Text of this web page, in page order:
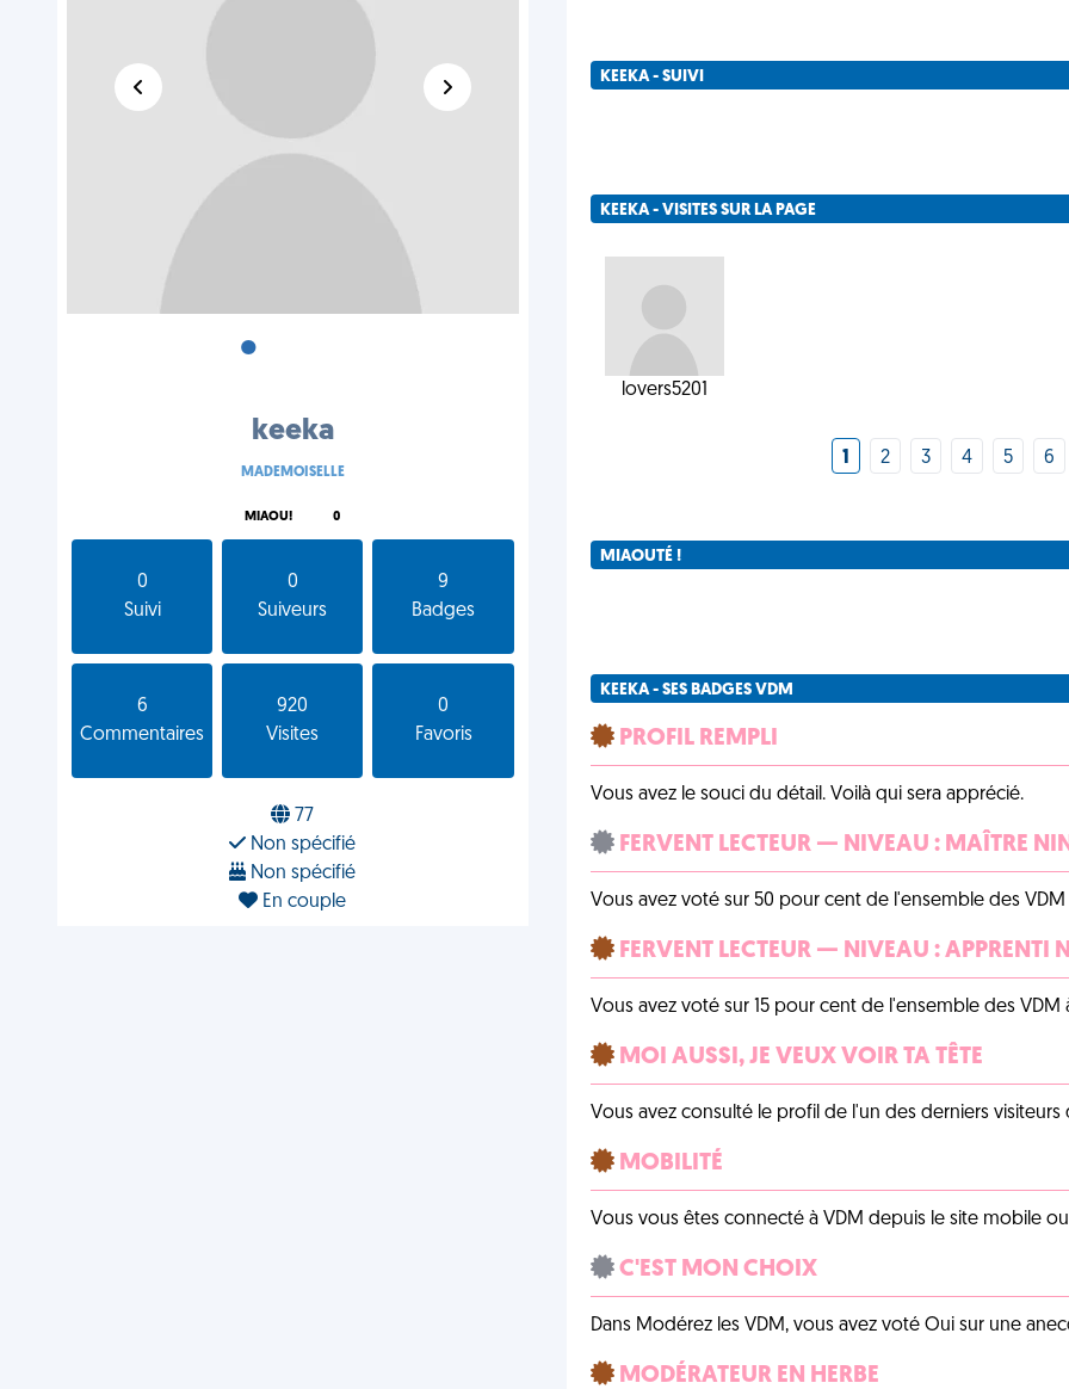
•
keeka
MADEMOISELLE
MIAOU! 0
0
Suivi
0
Suiveurs
9
Badges
6
Commentaires
920
Visites
0
Favoris
77
Non spécifié
Non spécifié
En couple
KEEKA - SUIVI
KEEKA - VISITES SUR LA PAGE
lovers5201
1 2 3 4 5 6
MIAOUTÉ !
KEEKA - SES BADGES VDM
PROFIL REMPLI
Vous avez le souci du détail. Voilà qui sera apprécié.
FERVENT LECTEUR — NIVEAU : MAÎTRE
Vous avez voté sur 50 pour cent de l'ensemble des VDM
FERVENT LECTEUR — NIVEAU : APPRENTI
Vous avez voté sur 15 pour cent de l'ensemble des VDM
MOI AUSSI, JE VEUX VOIR TA TÊTE
Vous avez consulté le profil de l'un des derniers
MOBILITÉ
Vous vous êtes connecté à VDM depuis le site mobile
C'EST MON CHOIX
Dans Modérez les VDM, vous avez voté Oui sur une
MODÉRATEUR EN HERBE